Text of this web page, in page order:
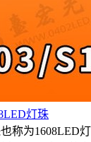
灯珠
称为1608LED